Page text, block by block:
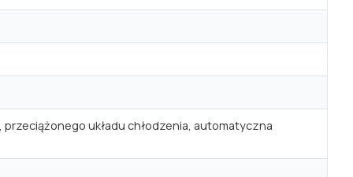
układu chłodzenia, automatyczna